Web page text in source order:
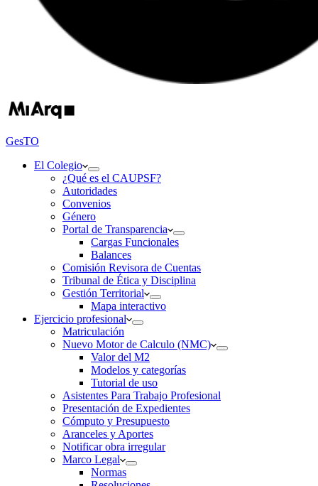
GesTO
El Colegio
¿Qué es el CAUPSF?
Autoridades
Convenios
Género
Portal de Transparencia
Cargas Funcionales
Balances
Comisión Revisora de Cuentas
Tribunal de Ética y Disciplina
Gestión Territorial
Mapa interactivo
Ejercicio profesional
Matriculación
Nuevo Motor de Calculo (NMC)
Valor del M2
Modelos y categorías
Tutorial de uso
Asistentes Para Trabajo Profesional
Presentación de Expedientes
Cómputo y Presupuesto
Aranceles y Aportes
Notificar obra irregular
Marco Legal
Normas